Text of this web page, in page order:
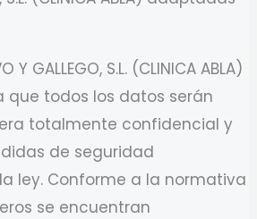
Y GALLEGO, S.L. (CLINICA ABLA)
que todos los datos serán
totalmente confidencial y
de seguridad
ley. Conforme a la normativa
se encuentran